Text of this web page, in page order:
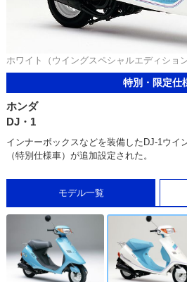
ホワイト（ウイングスペシャルエディション
特別・限定仕
ホンダ
DJ・1
インナーボックスなどを装備したDJ-1ウイ
（特別仕様車）が追加設定された。
モデル一覧